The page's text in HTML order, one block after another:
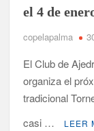
el 4 de
copelapalma
El Club de
organiza el
tradicional
casi …
LEER